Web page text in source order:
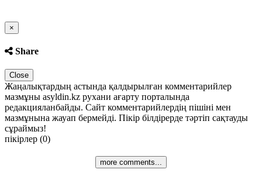
×
Share
Close
Жаңалықтардың астында қалдырылған комментарийлер
мазмұны asyldin.kz рухани ағарту порталында
редакцияланбайды. Сайт комментарийлердің пішіні мен
мазмұнына жауап бермейді. Пікір білдірерде тәртіп сақтауды
сұраймыз!
пікірлер (0)
more comments...